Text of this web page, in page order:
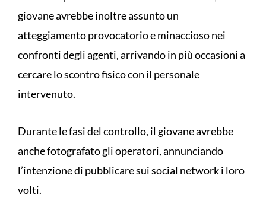
giovane avrebbe inoltre assunto un
atteggiamento provocatorio e minaccioso nei
confronti degli agenti, arrivando in più occasioni a
cercare lo scontro fisico con il personale
intervenuto.
Durante le fasi del controllo, il giovane avrebbe
anche fotografato gli operatori, annunciando
l’intenzione di pubblicare sui social network i loro
volti.